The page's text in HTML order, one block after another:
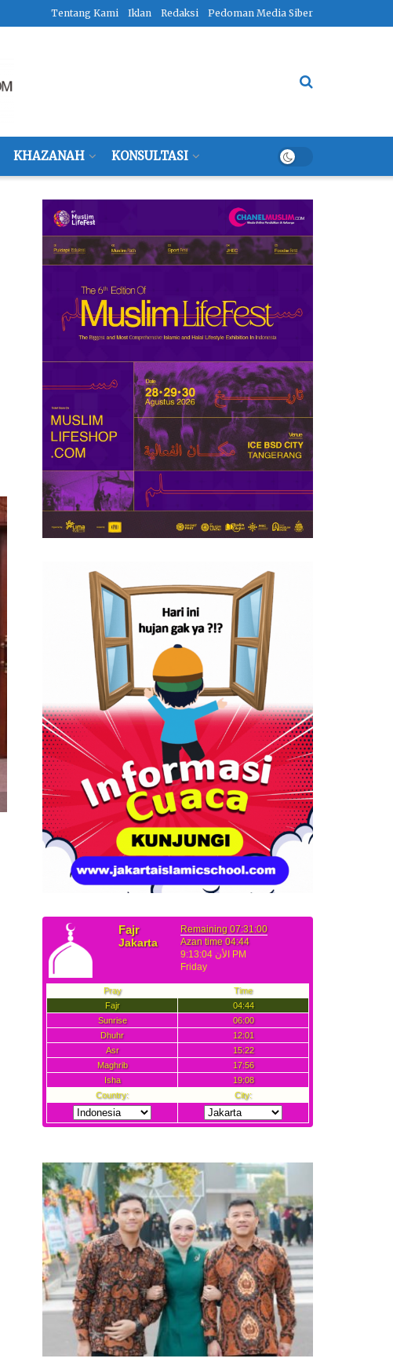
Tentang Kami Iklan Redaksi Pedoman Media Siber
KHAZANAH KONSULTASI